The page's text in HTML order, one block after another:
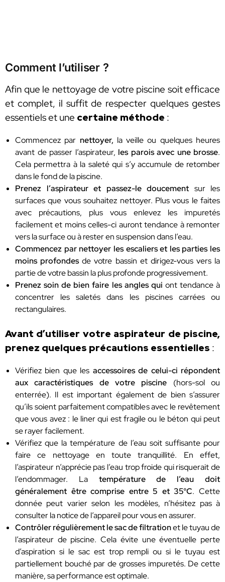
Comment l’utiliser ?
Afin que le nettoyage de votre piscine soit efficace
et complet, il suffit de respecter quelques gestes
essentiels et une certaine méthode :
Commencez par nettoyer, la veille ou quelques heures
avant de passer l’aspirateur, les parois avec une brosse.
Cela permettra à la saleté qui s’y accumule de retomber
dans le fond de la piscine.
Prenez l’aspirateur et passez-le doucement sur les
surfaces que vous souhaitez nettoyer. Plus vous le faites
avec précautions, plus vous enlevez les impuretés
facilement et moins celles-ci auront tendance à remonter
vers la surface ou à rester en suspension dans l’eau.
Commencez par nettoyer les escaliers et les parties les
moins profondesde votre bassin et dirigez-vous vers la
partie de votre bassin la plus profonde progressivement.
Prenez soin de bien faire les angles qui ont tendance à
concentrer les saletés dans les piscines carrées ou
rectangulaires.
Avant d’utiliser votre aspirateur de piscine,
prenez quelques précautions essentielles :
Vérifiez bien que les accessoires de celui-ci répondent
aux caractéristiques de votre piscine (hors-sol ou
enterrée). Il est important également de bien s’assurer
qu’ils soient parfaitement compatibles avec le revêtement
que vous avez : le liner qui est fragile ou le béton qui peut
se rayer facilement.
Vérifiez que la température de l’eau soit suffisante pour
faire ce nettoyage en toute tranquillité. En effet,
l’aspirateur n’apprécie pas l’eau trop froide qui risquerait de
l’endommager. La température de l’eau doit
généralement être comprise entre 5 et 35°C. Cette
donnée peut varier selon les modèles, n’hésitez pas à
consulter la notice de l’appareil pour vous en assurer.
Contrôler régulièrement le sac de filtrationet le tuyau de
l’aspirateur de piscine. Cela évite une éventuelle perte
d’aspiration si le sac est trop rempli ou si le tuyau est
partiellement bouché par de grosses impuretés. De cette
manière, sa performance est optimale.